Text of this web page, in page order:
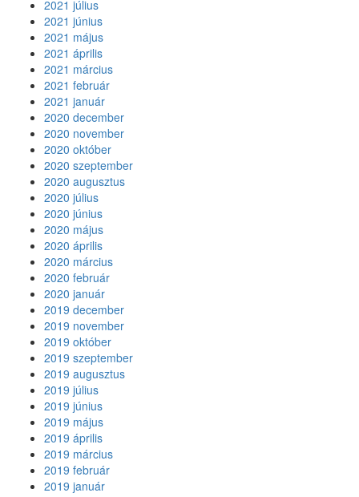
2021 július
2021 június
2021 május
2021 április
2021 március
2021 február
2021 január
2020 december
2020 november
2020 október
2020 szeptember
2020 augusztus
2020 július
2020 június
2020 május
2020 április
2020 március
2020 február
2020 január
2019 december
2019 november
2019 október
2019 szeptember
2019 augusztus
2019 július
2019 június
2019 május
2019 április
2019 március
2019 február
2019 január